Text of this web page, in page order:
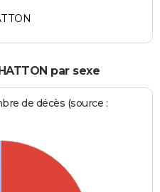
par sexe
de décès (source :